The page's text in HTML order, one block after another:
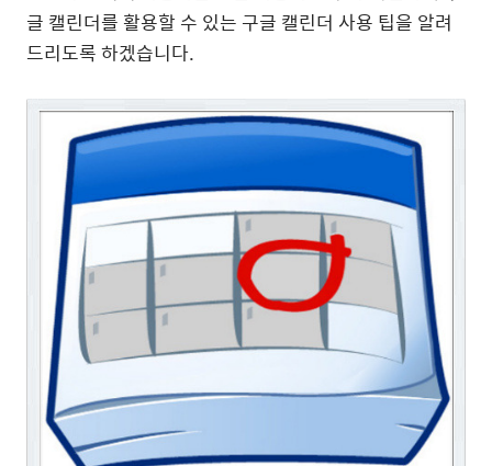
글 캘린더를 활용할 수 있는 구글 캘린더 사용 팁을 알려
드리도록 하겠습니다.